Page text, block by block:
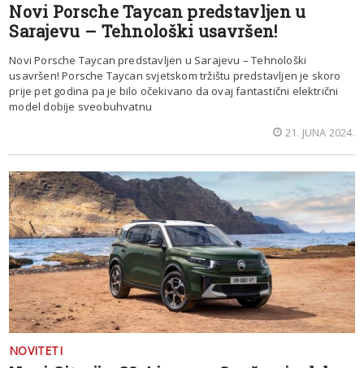
Novi Porsche Taycan predstavljen u
Sarajevu – Tehnološki usavršen!
Novi Porsche Taycan predstavljen u Sarajevu – Tehnološki
usavršen! Porsche Taycan svjetskom tržištu predstavljen je skoro
prije pet godina pa je bilo očekivano da ovaj fantastični električni
model dobije sveobuhvatnu
21. JUNA 2024.
NOVITETI